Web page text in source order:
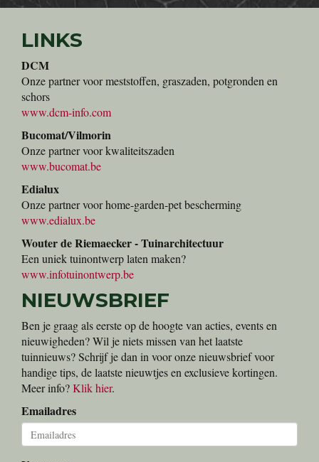
LINKS
DCM
Onze partner voor meststoffen, graszaden, potgronden en
schors
www.dcm-info.com
Bucomat/Vilmorin
Onze partner voor kwaliteitszaden
www.bucomat.be
Edialux
Onze partner voor home-garden-pet bescherming
www.edialux.be
Wouter de Riemaecker - Tuinarchitectuur
Een uniek tuinontwerp laten maken?
www.infotuinontwerp.be
NIEUWSBRIEF
Ben je graag als eerste op de hoogte van acties, events en
nieuwigheden? Wil je niets missen van het laatste
tuinnieuws? Schrijf je dan in voor onze nieuwsbrief voor
handige tips, de laatste nieuwtjes en exclusieve kortingen.
Meer info?Klik hier.
Emailadres